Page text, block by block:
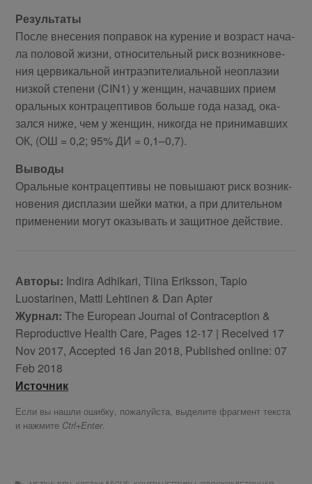
Ре­зультаты
По­сле вне­се­ния по­пра­вок на ку­ре­ние и воз­раст на­ча­
ла по­ло­вой жиз­ни, от­но­си­тель­ный риск воз­ник­но­ве­
ния цер­ви­каль­ной ин­тра­эпи­те­ли­аль­ной неопла­зии
низ­кой сте­пе­ни (CIN1) у жен­щин, на­чав­ших при­ем
ораль­ных кон­тра­цеп­ти­вов боль­ше го­да на­зад, ока­
зал­ся ни­же, чем у жен­щин, ни­ко­гда не при­ни­мав­ших
ОК, (ОШ = 0,2; 95% ДИ = 0,1–0,7).
Выводы
Ораль­ные кон­тра­цеп­ти­вы не по­вы­ша­ют риск воз­ник­
но­ве­ния дис­пла­зии шей­ки мат­ки, а при дли­тель­ном
при­ме­не­нии мо­гут ока­зы­вать и за­щит­ное дей­ствие.
Авторы: Indira Adhikari, Tiina Eriksson, Tapio
Luostarinen, Matti Lehtinen & Dan Apter
Журнал:The European Journal of Contraception &
Reproductive Health Care, Pages 12-17 | Received 17
Nov 2017, Accepted 16 Jan 2018, Published online: 07
Feb 2018
Источник
Если вы нашли ошибку, пожалуйста, выделите фрагмент текста
и нажмите Ctrl+Enter.